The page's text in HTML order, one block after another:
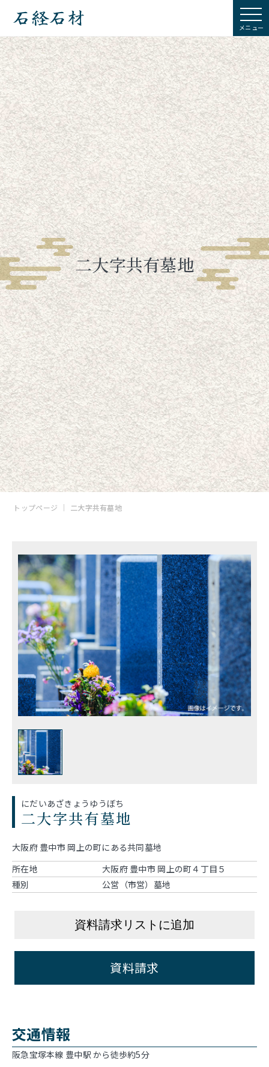
二大字共有墓地
トップページ 二大字共有墓地
にだいあざきょうゆうぼち
二大字共有墓地
大阪府 豊中市 岡上の町にある共同墓地
所在地
大阪府 豊中市 岡上の町４丁目５
種別
公営（市営）墓地
資料請求リストに追加
資料請求
交通情報
阪急宝塚本線 豊中駅 から徒歩約5分